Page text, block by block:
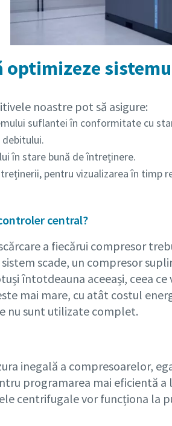
noastre pot să asigure:
suflantei în conformitate cu
în stare bună de întreținere.
pentru vizualizarea în timp
central?
a fiecărui compresor
scade, un compresor
întotdeauna aceeași, ceea ce
mai mare, cu atât costul
nu sunt utilizate complet.
inegală a compresoarelor,
programarea mai eficientă a
centrifugale vor funcționa la